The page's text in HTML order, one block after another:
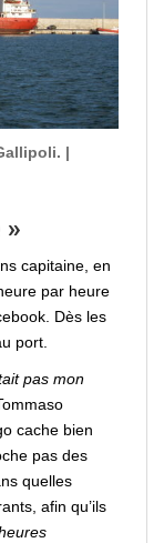
|
capitaine, en
par heure
. Dès les
port.
pas mon
cache bien
pas des
quelles
afin qu’ils